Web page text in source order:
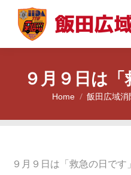
９月９日は
You are here:
Home 飯田広域消
９月９日は「救急の日です